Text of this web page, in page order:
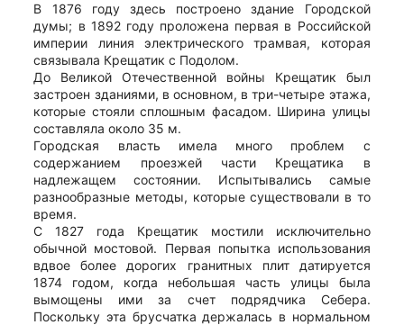
В 1876 году здесь построено здание Городской
думы; в 1892 году проложена первая в Российской
империи линия электрического трамвая, которая
связывала Крещатик с Подолом.
До Великой Отечественной войны Крещатик был
застроен зданиями, в основном, в три-четыре этажа,
которые стояли сплошным фасадом. Ширина улицы
составляла около 35 м.
Городская власть имела много проблем с
содержанием проезжей части Крещатика в
надлежащем состоянии. Испытывались самые
разнообразные методы, которые существовали в то
время.
С 1827 года Крещатик мостили исключительно
обычной мостовой. Первая попытка использования
вдвое более дорогих гранитных плит датируется
1874 годом, когда небольшая часть улицы была
вымощены ими за счет подрядчика Себера.
Поскольку эта брусчатка держалась в нормальном